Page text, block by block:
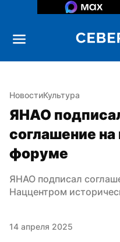
НовостиКультура
ЯНАО
соглашение
форуме
ЯНАО подписал
Наццентром
14 апреля 2025